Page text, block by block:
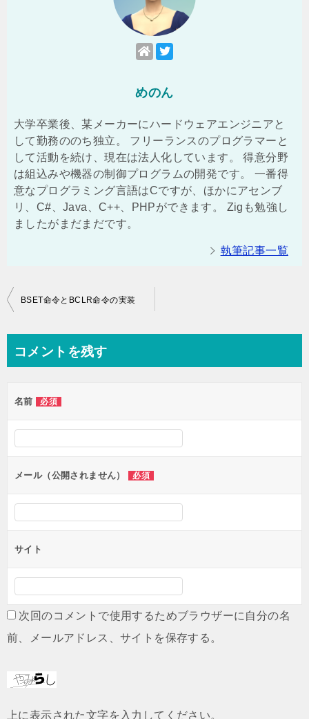
めのん
大学卒業後、某メーカーにハードウェアエンジニアと
して勤務ののち独立。 フリーランスのプログラマーと
して活動を続け、現在は法人化しています。 得意分野
は組込みや機器の制御プログラムの開発です。 一番得
意なプログラミング言語はCですが、ほかにアセンブ
リ、C#、Java、C++、PHPができます。 Zigも勉強し
ましたがまだまだです。
執筆記事一覧
投
ビ
ー
シ
ン
BSET命令とBCLR命令の実装
コメントを残す
名前 必須
メール（公開されません） 必須
サイト
次回のコメントで使用するためブラウザーに自分の名
前、メールアドレス、サイトを保存する。
上に表示された文字を入力してください。